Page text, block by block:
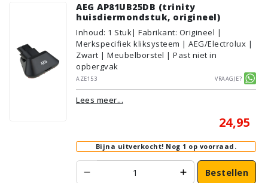
AEG AP81UB25DB (trinity
huisdiermondstuk, origineel)
Inhoud: 1 Stuk| Fabrikant: Origineel |
Merkspecifiek kliksysteem | AEG/Electrolux |
Zwart | Meubelborstel | Past niet in
opbergvak
AZE153
Vraagje?
Lees meer...
24,95
Bijna uitverkocht! Nog 1 op voorraad.
Bestellen